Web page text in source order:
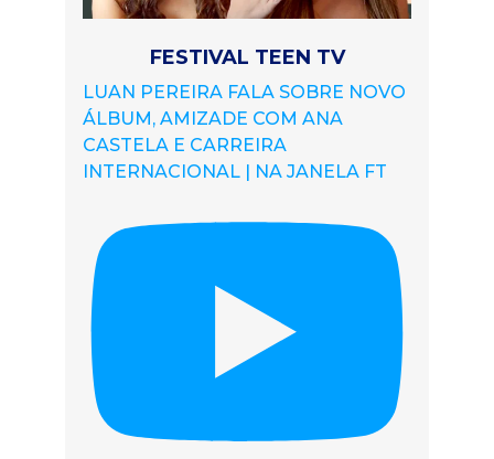
FESTIVAL TEEN TV
LUAN PEREIRA FALA SOBRE NOVO
ÁLBUM, AMIZADE COM ANA
CASTELA E CARREIRA
INTERNACIONAL | NA JANELA FT